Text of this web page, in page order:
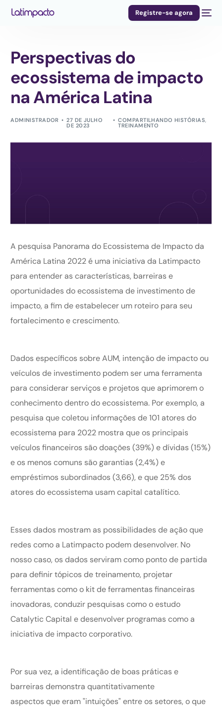
Registre-se agora
Perspectivas do
ecossistema de impacto
na América Latina
ADMINISTRADOR 27 DE JULHO
DE 2023
COMPARTILHANDO HISTÓRIAS,
TREINAMENTO
A pesquisa Panorama do Ecossistema de Impacto da
América Latina 2022 é uma iniciativa da Latimpacto
para entender as características, barreiras e
oportunidades do ecossistema de investimento de
impacto, a fim de estabelecer um roteiro para seu
fortalecimento e crescimento.
Dados específicos sobre AUM, intenção de impacto ou
veículos de investimento podem ser uma ferramenta
para considerar serviços e projetos que aprimorem o
conhecimento dentro do ecossistema. Por exemplo, a
pesquisa que coletou informações de 101 atores do
ecossistema para 2022 mostra que os principais
veículos financeiros são doações (39%) e dívidas (15%)
e os menos comuns são garantias (2,4%) e
empréstimos subordinados (3,66), e que 25% dos
atores do ecossistema usam capital catalítico.
Esses dados mostram as possibilidades de ação que
redes como a Latimpacto podem desenvolver. No
nosso caso, os dados serviram como ponto de partida
para definir tópicos de treinamento, projetar
ferramentas como o kit de ferramentas financeiras
inovadoras, conduzir pesquisas como o estudo
Catalytic Capital e desenvolver programas como a
iniciativa de impacto corporativo.
Por sua vez, a identificação de boas práticas e
barreiras demonstra quantitativamente
aspectos que eram "intuições" entre os setores, o que